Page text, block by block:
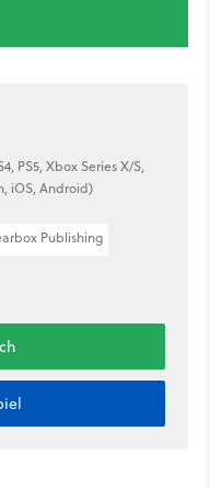
PS5, Xbox Series X/S,
iOS, Android)
Publishing